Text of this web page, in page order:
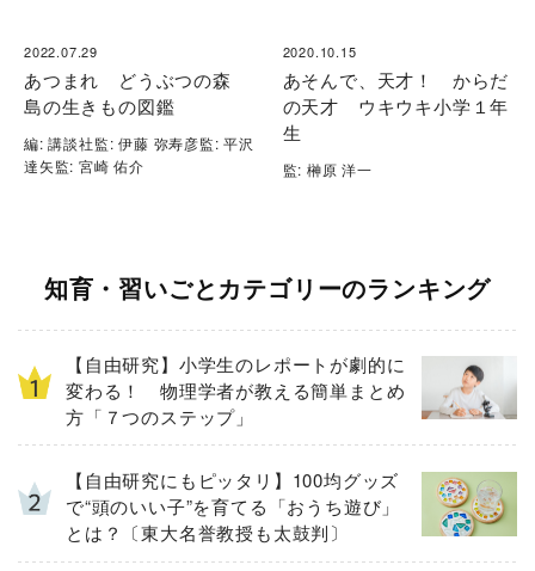
2022.07.29
あつまれ どうぶつの森
島の生きもの図鑑
編: 講談社監: 伊藤 弥寿彦監: 平沢
達矢監: 宮崎 佑介
2020.10.15
あそんで、天才！ からだ
の天才 ウキウキ小学１年
生
監: 榊原 洋一
知育・習いごとカテゴリーのランキング
【自由研究】小学生のレポートが劇的に
変わる！ 物理学者が教える簡単まとめ
方「７つのステップ」
【自由研究にもピッタリ】100均グッズ
で“頭のいい子”を育てる「おうち遊び」
とは？〔東大名誉教授も太鼓判〕